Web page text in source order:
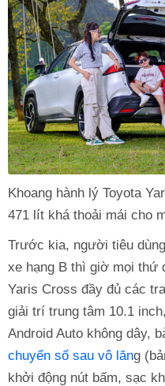
Khoang hành lý Toyota
471 lít khá thoải mái cho
Trước kia, người tiêu
xe hạng B thì giờ mọi thứ
Yaris Cross đầy đủ các
giải trí trung tâm 10.1
Android Auto không dây,
chuyển số sau vô lăng
khởi động nút bấm, sạc